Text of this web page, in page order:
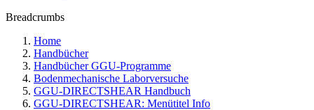
Breadcrumbs
Home
Handbücher
Handbücher GGU-Programme
Bodenmechanische Laborversuche
GGU-DIRECTSHEAR Handbuch
GGU-DIRECTSHEAR: Menütitel Info